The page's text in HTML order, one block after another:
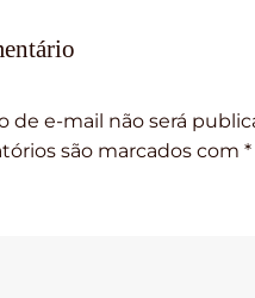
de e-mail não será
são marcados com *